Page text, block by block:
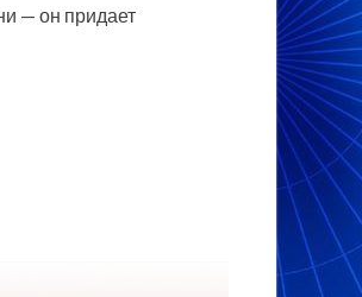
— он придает